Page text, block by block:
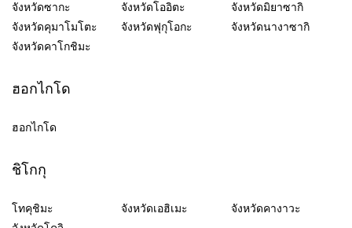
จังหวัดซากะ จังหวัดโออิตะ
จังหวัดมิยาซากิ
จังหวัดคุมาโมโตะ
จังหวัดฟุกุโอกะ
จังหวัดนางาซากิ
จังหวัดคาโกชิมะ
ฮอกไกโด
ฮอกไกโด
ชิโกกุ
โทคุชิมะ จังหวัดเอฮิเมะ
จังหวัดคางาวะ